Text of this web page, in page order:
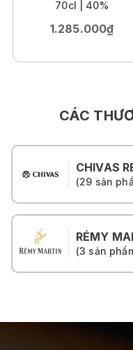
70cl | 40%
1.285.000₫
CÁC
CHIVAS
(29 sản
RÉMY
(3 sản